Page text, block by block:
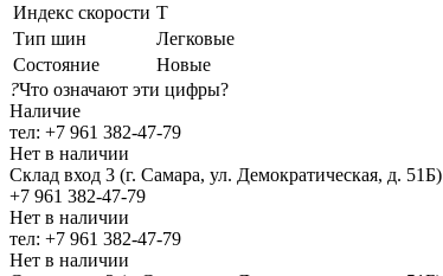
Индекс скорости T
Тип шин
Легковые
Состояние
Новые
?Что означают эти цифры?
Наличие
тел: +7 961 382-47-79
Нет в наличии
Склад вход 3 (г. Самара, ул. Демократическая, д. 51Б)
+7 961 382-47-79
Нет в наличии
тел: +7 961 382-47-79
Нет в наличии